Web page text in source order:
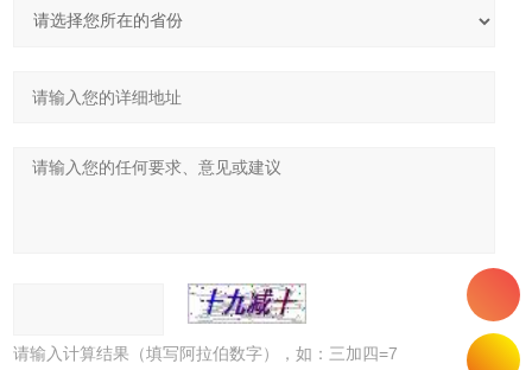
请输入计算结果（填写阿拉伯数字），如：三加四=7